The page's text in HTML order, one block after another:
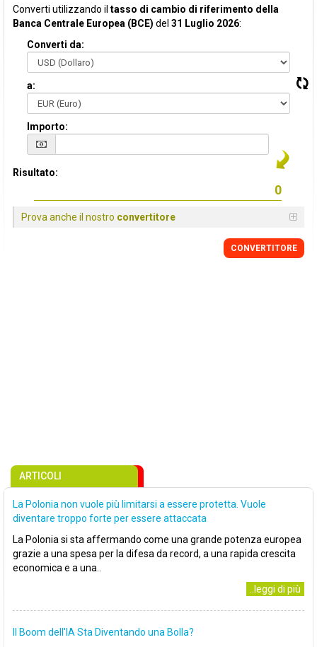
Converti utilizzando il tasso di cambio di riferimento della
Banca Centrale Europea (BCE) del 31 Luglio 2026:
Converti da:
a:
Importo:
Risultato:
Prova anche il nostro convertitore
CONVERTITORE
ARTICOLI
La Polonia non vuole più limitarsi a essere protetta. Vuole
diventare troppo forte per essere attaccata
La Polonia si sta affermando come una grande potenza europea
grazie a una spesa per la difesa da record, a una rapida crescita
economica e a una..
..leggi di più
Il Boom dell'IA Sta Diventando una Bolla?